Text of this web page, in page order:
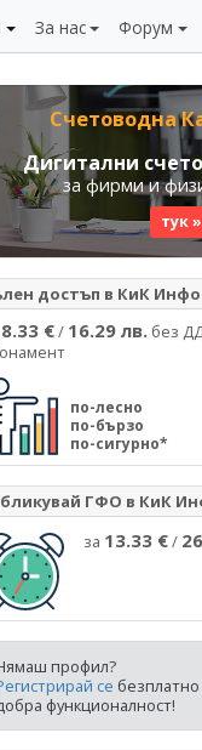
За нас Форум
Счетоводна
Дигитални
за фирми и
тук »
достъп в КиК Инфо
8.33 €/ 16.29 лв. без
по-лесно
по-бързо
по-сигурно*
ГФО в КиК
за 13.33 €/
профил?
се
функционалност!